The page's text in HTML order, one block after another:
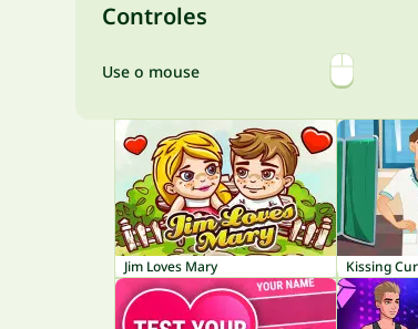
Controles
Use o mouse
Jim Loves Mary Kissing